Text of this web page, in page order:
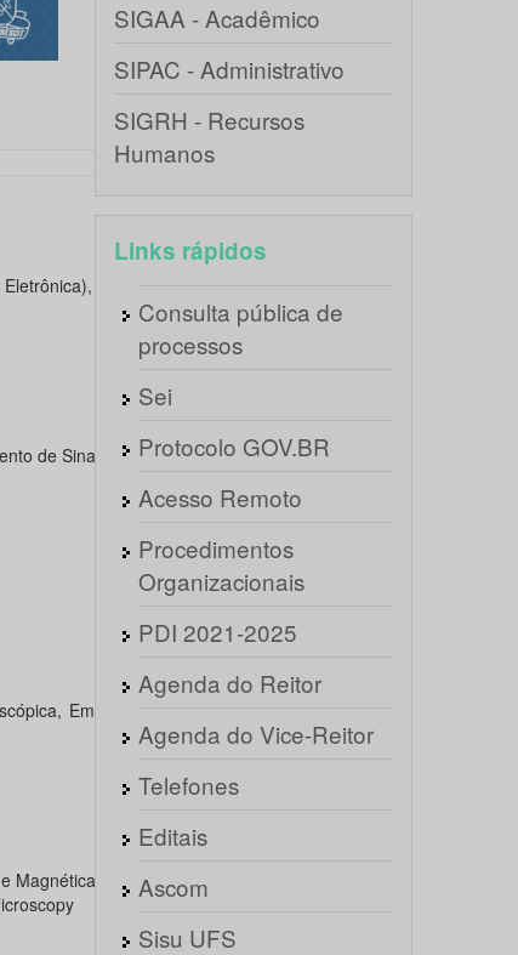
Estrutura de
de Sinais Biológicos
Emaranhamento
Magnética, Microscopia
SIGAA - Acadêmico
SIPAC - Administrativo
SIGRH - Recursos
Humanos
Links rápidos
Consulta pública de
processos
Sei
Protocolo GOV.BR
Acesso Remoto
Procedimentos
Organizacionais
PDI 2021-2025
Agenda do Reitor
Agenda do Vice-Reitor
Telefones
Editais
Ascom
Sisu UFS